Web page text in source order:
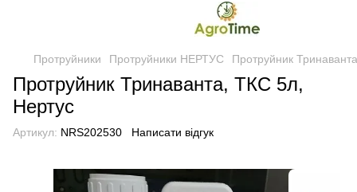
Протруйники Протруйники НЕРТУС Протруйник
Протруйник Тринаванта, ТКС 5л,
Нертус
Артикул: NRS202530 Написати відгук